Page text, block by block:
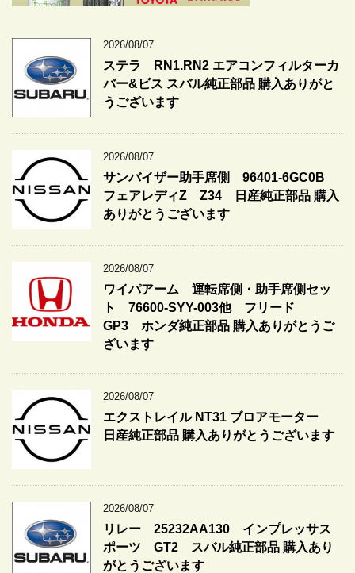
2026/08/07
ステラ RN1.RN2 エアコンフィルターカ
バー&ビス スバル純正部品 購入ありがと
うございます
2026/08/07
サンバイザー助手席側 96401-6GC0B
フェアレディZ Z34 日産純正部品 購入
ありがとうございます
2026/08/07
ワイパアーム 運転席側・助手席側セッ
ト 76600-SYY-003他 フリード
GP3 ホンダ純正部品 購入ありがとうご
ざいます
2026/08/07
エクストレイル NT31 ブロアモーター
日産純正部品 購入ありがとうございます
2026/08/07
リレー 25232AA130 インプレッサス
ポーツ GT2 スバル純正部品 購入あり
がとうございます